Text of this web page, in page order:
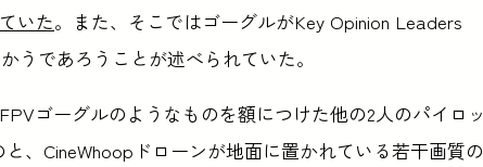
いた。また、そこではゴーグルがKey Opinion Leaders
うであろうことが述べられていた。
ゴーグルのようなものを額につけた他の2人のパイロッ
、CineWhoopドローンが地面に置かれている若干画質の